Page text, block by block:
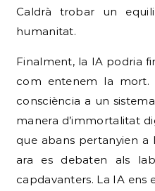
Caldrà trobar un
humanitat.
Finalment, la IA podria
com entenem la mort.
consciència a un
manera d’immortalitat
que abans pertanyien a
ara es debaten als
capdavanters. La IA ens